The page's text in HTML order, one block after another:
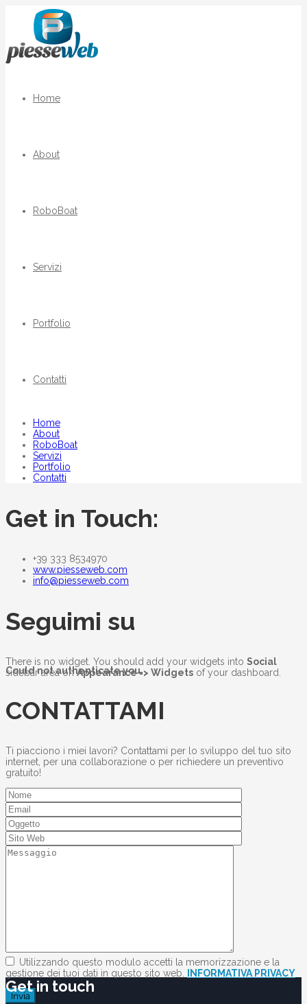
Home
About
RoboBoat
Servizi
Portfolio
Contatti
Home
About
RoboBoat
Servizi
Portfolio
Contatti
Get in Touch:
+39 333 8534970
www.piesseweb.com
info@piesseweb.com
Seguimi su
There is no widget. You should add your widgets into Social
sidebar area onAppearance => Widgets of your dashboard.
Could not authenticate you.
CONTATTAMI
Ti piacciono i miei lavori? Contattami per lo sviluppo del tuo sito
internet, per una collaborazione o per richiedere un preventivo
gratuito!
Utilizzando questo modulo accetti la memorizzazione e la
gestione dei tuoi dati in questo sito web.
INFORMATIVA PRIVACY
Get in touch